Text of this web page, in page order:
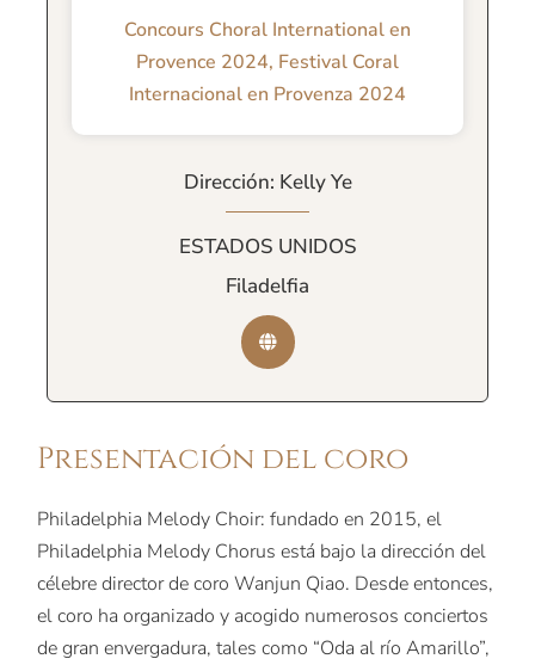
Presentación del coro
Philadelphia Melody Choir: fundado en 2015, el
Philadelphia Melody Chorus está bajo la dirección del
célebre director de coro Wanjun Qiao. Desde entonces,
el coro ha organizado y acogido numerosos conciertos
de gran envergadura, tales como “Oda al río Amarillo”,
Concours Choral International en
Provence 2024, Festival Coral
Internacional en Provenza 2024
Dirección: Kelly Ye
ESTADOS UNIDOS
Filadelfia